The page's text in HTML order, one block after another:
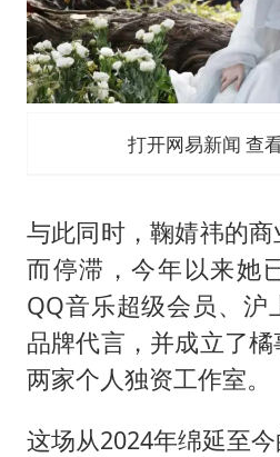
打开网易新闻 查
与此同时，鞠婧祎的
而停滞，今年以来她
QQ音乐超级会员、沪
品牌代言，并成立了
两家个人独资工作室。
这场从2024年绵延至